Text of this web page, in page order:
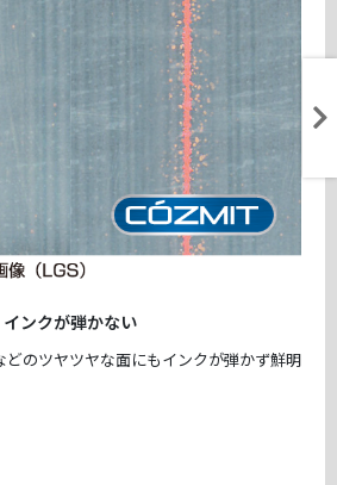
インクが弾かない
どのツヤツヤな面にもインクが弾かず鮮明